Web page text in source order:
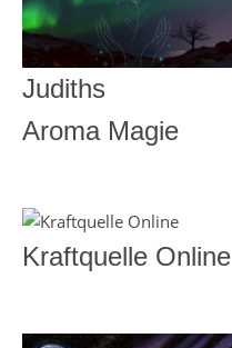
Judiths
Aroma Magie
Kraftquelle Online